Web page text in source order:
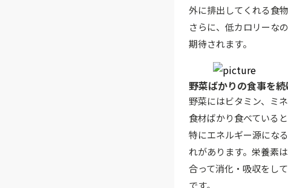
外に排出してくれる食
さらに、低カロリーな
期待されます。
野菜ばかりの食事を
野菜にはビタミン、ミ
食材ばかり食べている
特にエネルギー源にな
れがあります。栄養素
合って消化・吸収をし
です。